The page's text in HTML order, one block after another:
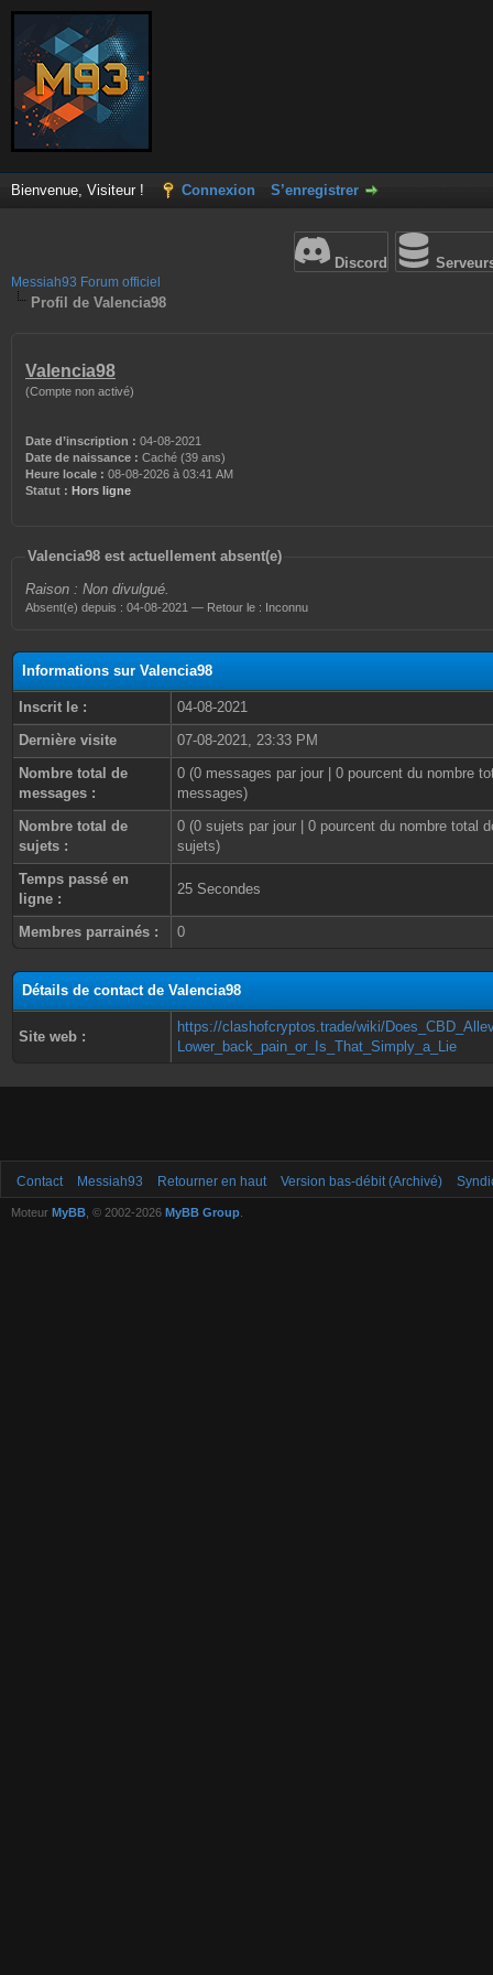
Bienvenue, Visiteur ! Connexion S’enregistrer
Discord
Messiah93 Forum officiel
Profil de Valencia98
Valencia98
(Compte non activé)
Date d’inscription : 04-08-2021
Date de naissance : Caché (39 ans)
Heure locale : 08-08-2026 à 03:41 AM
Statut : Hors ligne
Valencia98 est actuellement absent(e)
Raison : Non divulgué.
Absent(e) depuis : 04-08-2021 — Retour le : Inconnu
Informations sur Valencia98
Inscrit le :
04-08-2021
Dernière visite
07-08-2021, 23:33 PM
Nombre total de
messages :
0 (0 messages par jour | 0 pourcent du nombre
messages)
Nombre total de
sujets :
0 (0 sujets par jour | 0 pourcent du nombre total
sujets)
Temps passé en
ligne :
25 Secondes
Membres parrainés : 0
Détails de contact de Valencia98
Site web :
https://clashofcryptos.trade/wiki/
Lower_back_pain_or_Is_That_Simply_a_Lie
Contact Messiah93 Retourner en haut Version bas-débit (Archivé)
Moteur MyBB , © 2002-2026 MyBB Group